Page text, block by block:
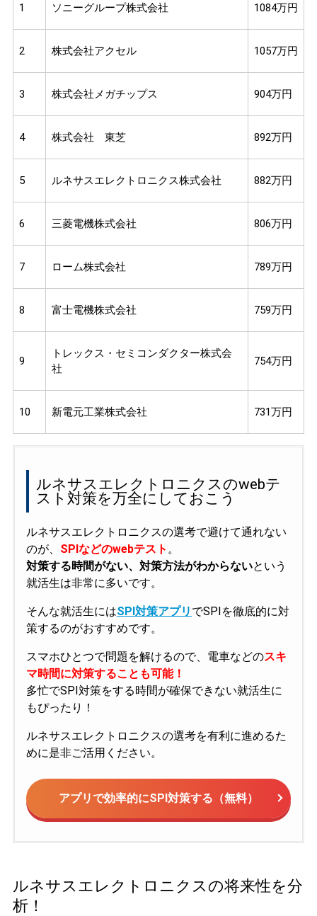
1 ソニーグループ株式会社 1084万円
2 株式会社アクセル 1057万円
3 株式会社メガチップス 904万円
4 株式会社 東芝 892万円
5 ルネサスエレクトロニクス株式会社 882万円
6 三菱電機株式会社 806万円
7 ローム株式会社 789万円
8 富士電機株式会社 759万円
9
トレックス・セミコンダクター株式会
社
754万円
10 新電元工業株式会社 731万円
ルネサスエレクトロニクスのwebテ
スト対策を万全にしておこう
ルネサスエレクトロニクスの選考で避けて通れない
のが、 SPIなどのwebテスト 。
対策する時間がない、対策方法がわからないという
就活生は非常に多いです。
そんな就活生にはSPI対策アプリ でSPIを徹底的に対
策するのがおすすめです。
スマホひとつで問題を解けるので、電車などのスキ
マ時間に対策することも可能！
多忙でSPI対策をする時間が確保できない就活生に
もぴったり！
ルネサスエレクトロニクスの選考を有利に進めるた
めに是非ご活用ください。
アプリで効率的にSPI対策する（無料）
ルネサスエレクトロニクスの将来性を分
析！